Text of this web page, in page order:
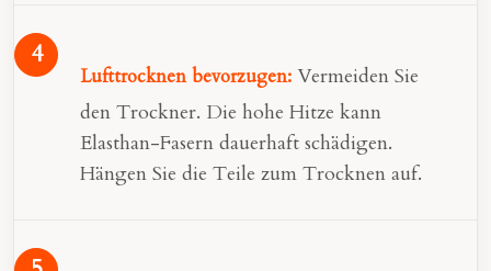
Lufttrocknen bevorzugen: Vermeiden Sie
den Trockner. Die hohe Hitze kann
Elasthan-Fasern dauerhaft schädigen.
Hängen Sie die Teile zum Trocknen auf.